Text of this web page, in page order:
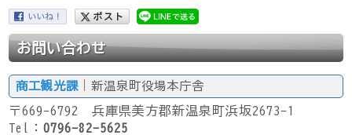
お問い合わせ
商工観光課 ｜新温泉町役場本庁舎
〒669-6792 兵庫県美方郡新温泉町浜坂2673-1
Tel：0796-82-5625